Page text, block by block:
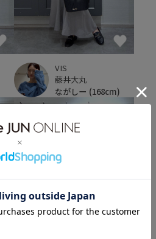
VIS
藤井大丸
ながしー (168cm)